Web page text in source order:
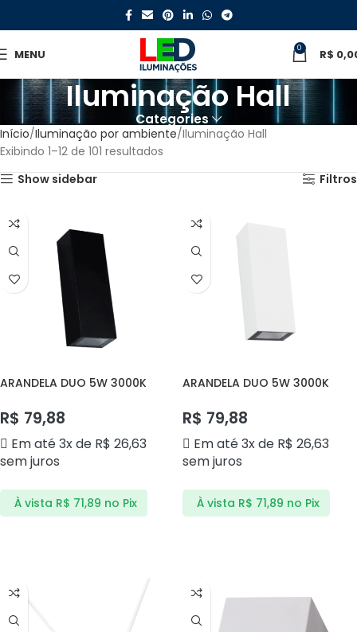
MENU 0 R$
Iluminação Hall
Categories
Início Iluminação por ambiente Iluminação Hall
Exibindo 1–12 de 101 resultados
Show sidebar
Filtros
ARANDELA DUO 5W 3000K
R$ 79,88
Em até 3x de R$ 26,63
sem juros
À vista R$ 71,89 no Pix
ARANDELA DUO 5W 3000K
R$ 79,88
Em até 3x de R$ 26,63
sem juros
À vista R$ 71,89 no Pix